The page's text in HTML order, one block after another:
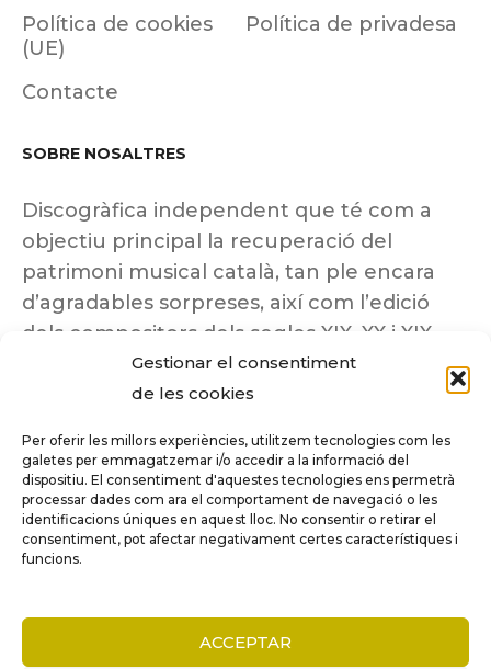
Gestionar el consentiment
de les cookies
Per oferir les millors experiències, utilitzem tecnologies com les
galetes per emmagatzemar i/o accedir a la informació del
dispositiu. El consentiment d'aquestes tecnologies ens permetrà
processar dades com ara el comportament de navegació o les
identificacions úniques en aquest lloc. No consentir o retirar el
consentiment, pot afectar negativament certes característiques i
funcions.
ACCEPTAR
Política de cookies
(UE)
Política de privadesa
Contacte
SOBRE NOSALTRES
Discogràfica independent que té com a
objectiu principal la recuperació del
patrimoni musical català, tan ple encara
d’agradables sorpreses, així com l’edició
dels compositors dels segles XIX, XX i XIX
insuficientment coneguts.
Tots els drets reservats a ©Columna
Música.
COMPARE (0)